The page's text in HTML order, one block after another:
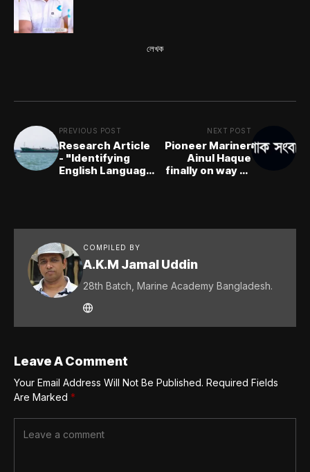
লেখক
PREVIOUS POST
Research Article
- "Identifying
English Language
NEXT POST
Pioneer Mariner
Ainul Haque
finally on way to
COMPILED BY
A.K.M Jamal Uddin
28th Batch, Marine Academy Bangladesh.
Leave A Comment
Your Email Address Will Not Be Published. Required Fields
Are Marked *